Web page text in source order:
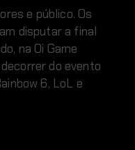
e público. Os
disputar a final
na Oi Game
do evento
6, LoL e